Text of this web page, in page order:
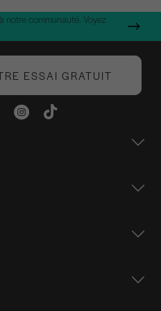
notre communauté. Voyez
ESSAI GRATUIT